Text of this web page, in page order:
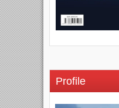
Profile